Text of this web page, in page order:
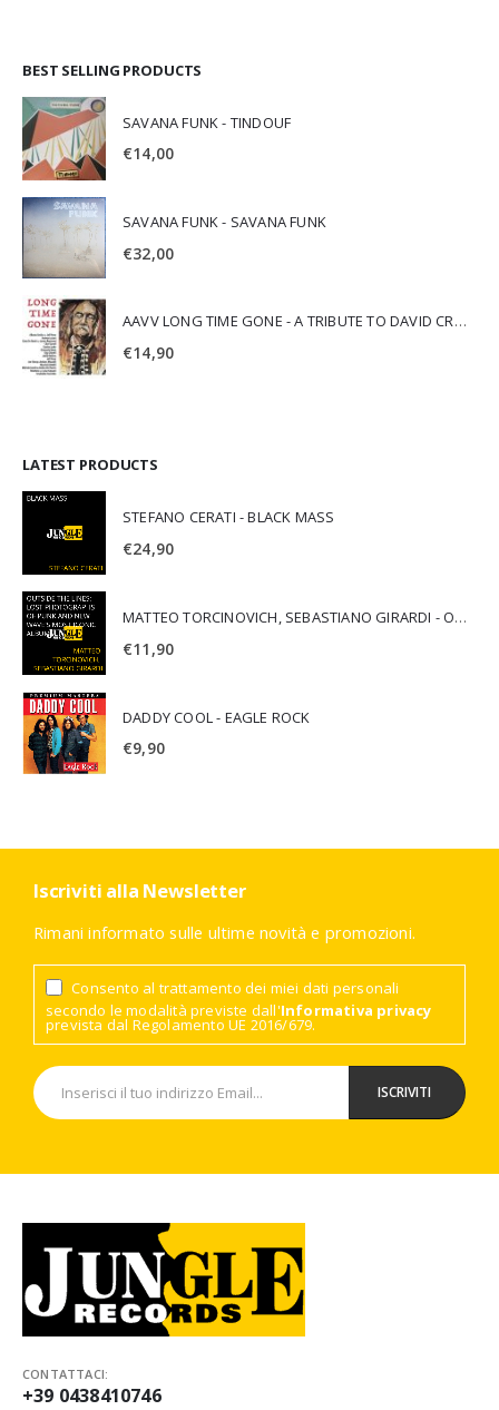
BEST SELLING PRODUCTS
SAVANA FUNK - TINDOUF
€14,00
SAVANA FUNK - SAVANA FUNK
€32,00
AAVV LONG TIME GONE - A TRIBUTE TO DAVID CROSBY
€14,90
LATEST PRODUCTS
STEFANO CERATI - BLACK MASS
€24,90
MATTEO TORCINOVICH, SEBASTIANO GIRARDI - OUTSIDE THE LINES: LOST PHOTOGRAPHS OF PUNK AND NEW WAVE'S MOST ICONIC ALBUMS
€11,90
DADDY COOL - EAGLE ROCK
€9,90
Iscriviti alla Newsletter
Rimani informato sulle ultime novità e promozioni.
Consento al trattamento dei miei dati personali
secondo le modalità previste dall'Informativa privacy
prevista dal Regolamento UE 2016/679.
CONTATTACI:
+39 0438410746